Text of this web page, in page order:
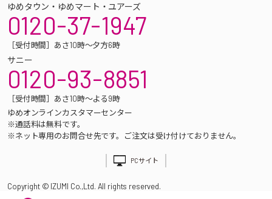
ゆめタウン・ゆめマート・ユアーズ
0120-37-1947
［受付時間］あさ10時～夕方6時
サニー
0120-93-8851
［受付時間］あさ10時～よる9時
ゆめオンラインカスタマーセンター
※通話料は無料です。
※ネット専用のお問合せ先です。ご注文は受け付けておりません。
PCサイト
Copyright © IZUMI Co.,Ltd. All rights reserved.